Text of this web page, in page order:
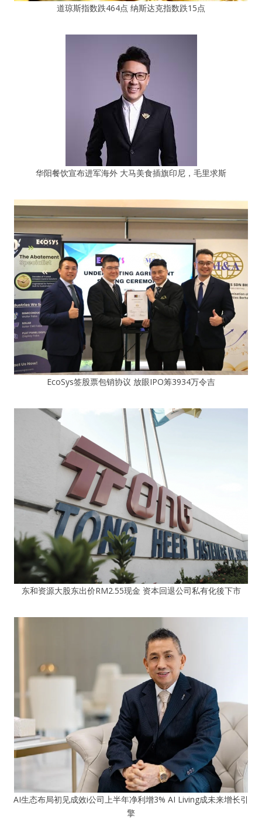
道琼斯指数跌464点 纳斯达克指数跌15点
华阳餐饮宣布进军海外 大马美食插旗印尼，毛里求斯
EcoSys签股票包销协议 放眼IPO筹3934万令吉
东和资源大股东出价RM2.55现金 资本回退公司私有化後下市
AI生态布局初见成效i公司上半年净利增3% AI Living成未来增长引
擎